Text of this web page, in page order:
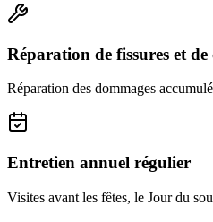
Réparation de fissures et de
Réparation des dommages
Entretien annuel régulier
Visites avant les fêtes, le Jour du